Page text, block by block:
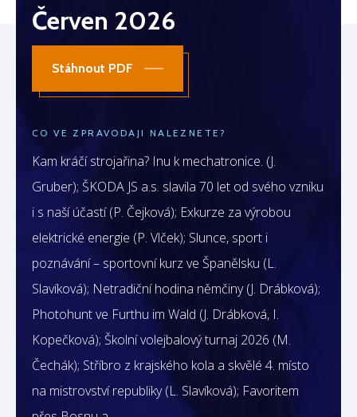
Červen 2026
Stáhnout PDF
CO VE ZPRAVODAJI NALEZNETE?
Kam kráčí strojařina? Inu k mechatronice. (J.
Gruber); ŠKODA JS a.s. slavila 70 let od svého vzniku
i s naší účastí (P. Čejková); Exkurze za výrobou
elektrické energie (P. Vlček); Slunce, sport i
poznávání – sportovní kurz ve Španělsku (L.
Slavíková); Netradiční hodina němčiny (J. Drábková);
Photohunt ve Furthu im Wald (J. Drábková, I.
Kopečková); Školní volejbalový turnaj 2026 (M.
Čechák); Stříbro z krajského kola a skvělé 4. místo
na mistrovství republiky (L. Slavíková); Favoritem